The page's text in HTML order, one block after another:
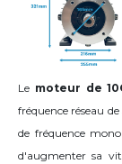
Le moteur de
fréquence réseau
de fréquence
d'augmenter sa